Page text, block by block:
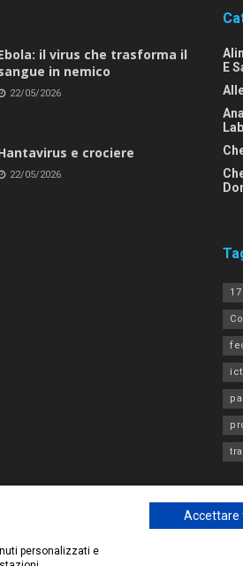
il virus che trasforma il
in nemico
22/05/2026
e crociere
22/05/2026
E
personalizzati e
Accettare